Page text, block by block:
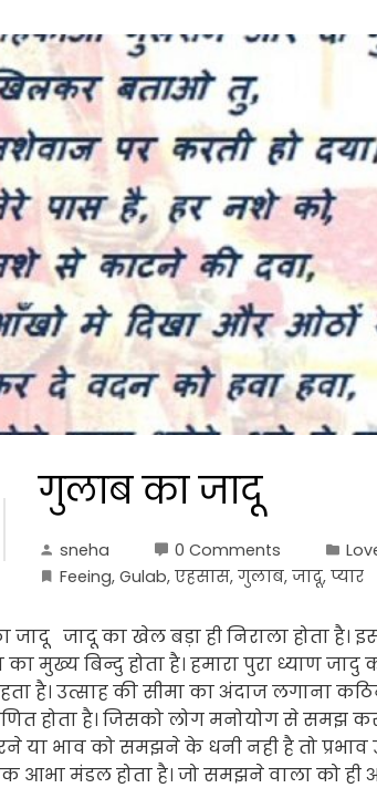
गुलाब का जादू
sneha 0 Comments
Feeing, Gulab, एहसास, गुलाब, जादू, प्यार
जादू जादू का खेल बड़ा ही निराला होता है।
मुख्य बिन्दु होता है। हमारा पुरा ध्याण
है। उत्साह की सीमा का अंदाज लगाना
होता है। जिसको लोग मनोयोग से समझ
या भाव को समझने के धनी नही है तो प्रभाव
आभा मंडल होता है। जो समझने वाला को ही